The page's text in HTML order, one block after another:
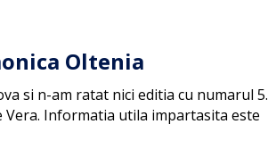
Oltenia
si n-am ratat nici editia cu numarul 5.
Vera. Informatia utila impartasita este